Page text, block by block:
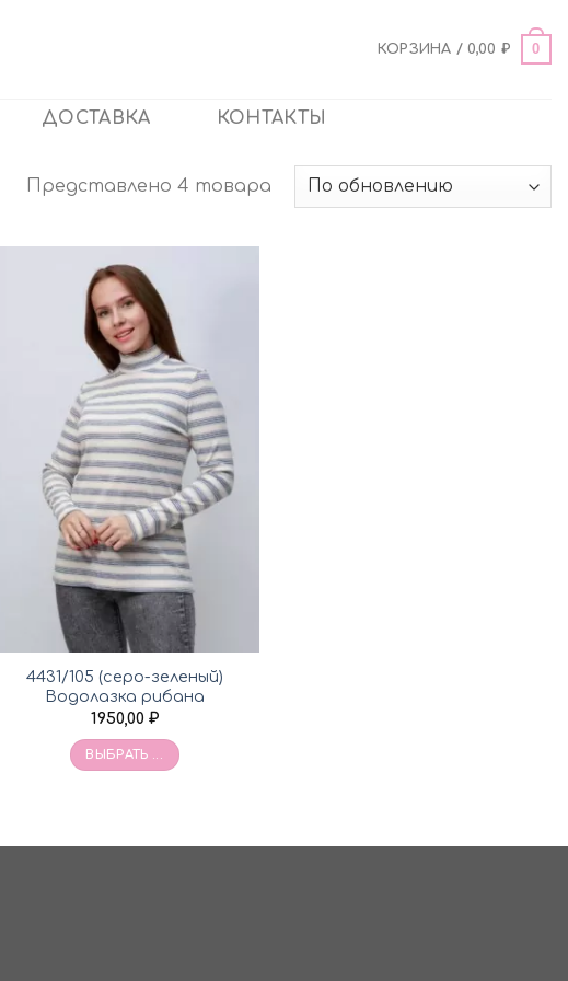
КОРЗИНА /0,00 ₽ 0
ДОСТАВКА КОНТАКТЫ
Представлено 4 товара
4431/105 (серо-зеленый)
Водолазка рибана
1950,00 ₽
ВЫБРАТЬ ...